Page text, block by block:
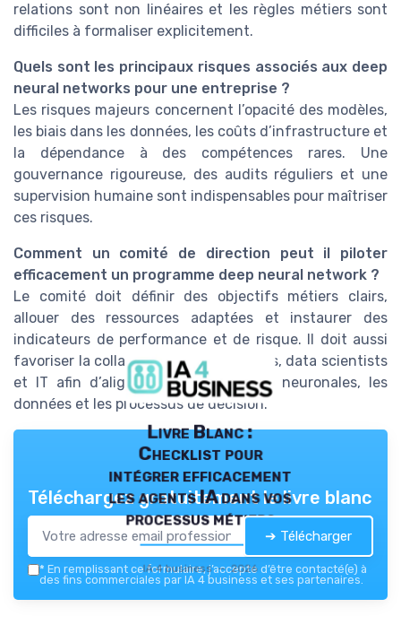
relations sont non linéaires et les règles métiers sont
difficiles à formaliser explicitement.
Quels sont les principaux risques associés aux deep
neural networks pour une entreprise ?
Les risques majeurs concernent l’opacité des modèles,
les biais dans les données, les coûts d’infrastructure et
la dépendance à des compétences rares. Une
gouvernance rigoureuse, des audits réguliers et une
supervision humaine sont indispensables pour maîtriser
ces risques.
Comment un comité de direction peut il piloter
efficacement un programme deep neural network ?
Le comité doit définir des objectifs métiers clairs,
allouer des ressources adaptées et instaurer des
indicateurs de performance et de risque. Il doit aussi
favoriser la collaboration entre métiers, data scientists
et IT afin d’aligner les architectures neuronales, les
données et les processus de décision.
Livre Blanc :
Checklist pour
intégrer efficacement
les agents IA dans vos
processus métiers
IA 4 business — 2026
Téléchargez gratuitement le livre blanc
➔ Télécharger
* En remplissant ce formulaire, j’accepte d’être contacté(e) à
des fins commerciales par IA 4 business et ses partenaires.